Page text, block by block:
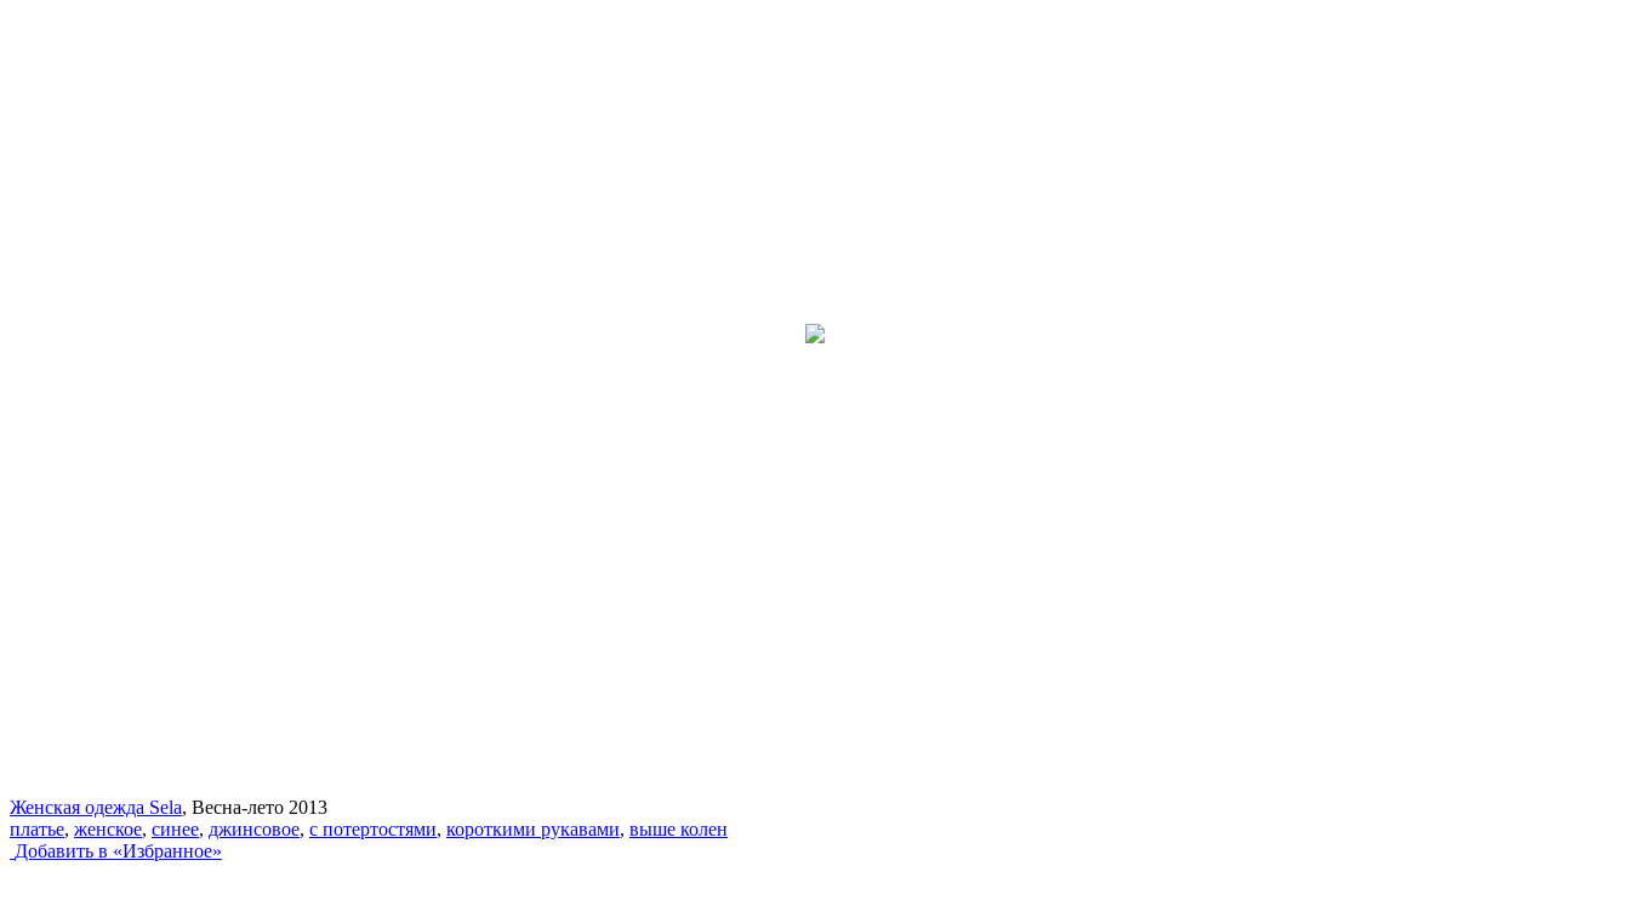
Женская одежда Sela, Весна-лето 2013
платье, женское, синее, джинсовое, с потертостями, короткими рукавами, выше колен
Добавить в «Избранное»